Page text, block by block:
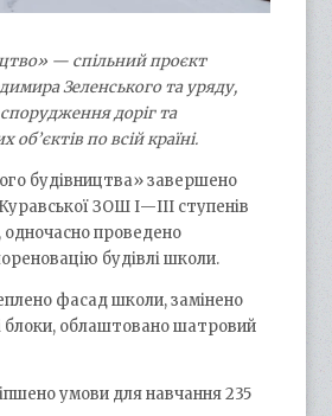
— спільний проєкт
Зеленського та уряду,
доріг та
об’єктів по всій країні.
будівництва» завершено
ЗОШ І—ІІІ ступенів
одночасно проведено
будівлі школи.
фасад школи, замінено
блоки, облаштовано шатровий
умови для навчання 235